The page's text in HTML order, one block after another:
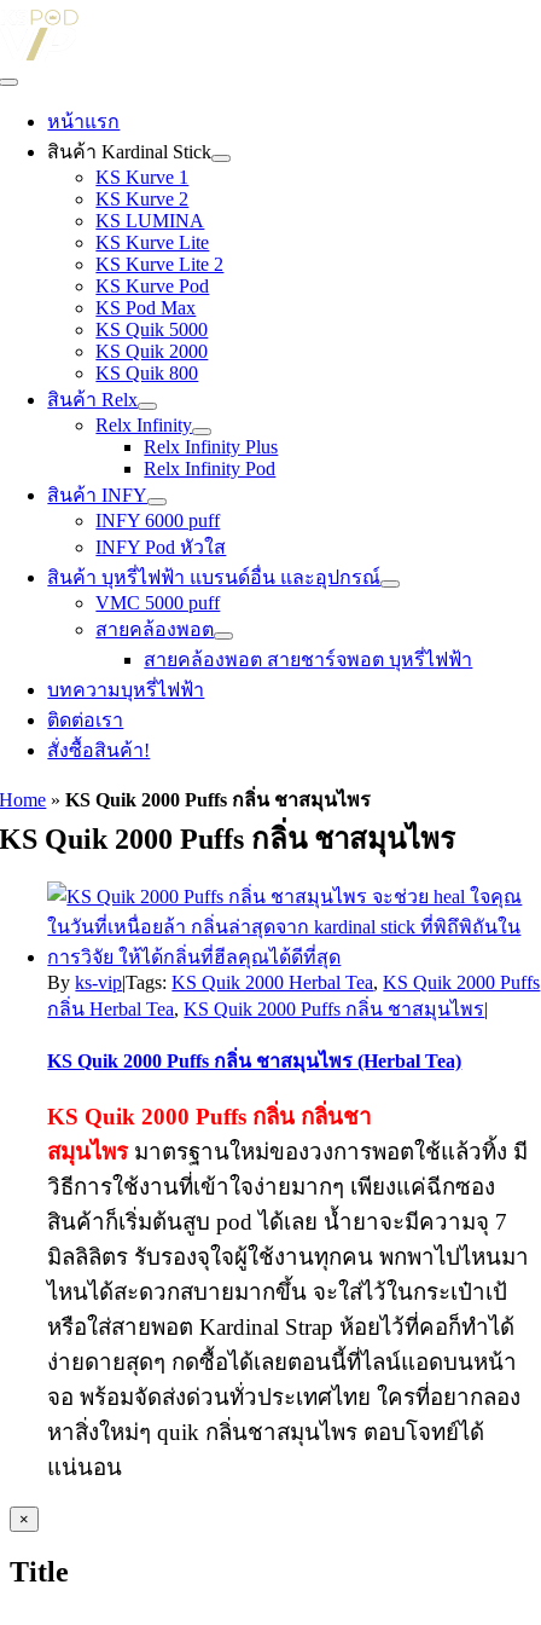
Skip
content
Toggle
Navigation
หน้าแรก
สินค้า Kardinal Stick
KS Kurve 1
KS Kurve 2
KS LUMINA
KS Kurve Lite
KS Kurve Lite 2
KS Kurve Pod
KS Pod Max
KS Quik 5000
KS Quik 2000
KS Quik 800
สินค้า Relx
Relx Infinity
Relx Infinity Plus
Relx Infinity Pod
สินค้า INFY
INFY 6000 puff
INFY Pod หัวใส
สินค้า บุหรี่ไฟฟ้า แบรนด์อื่น และอุปกรณ์
VMC 5000 puff
สายคล้องพอต
สายคล้องพอต สายชาร์จพอต บุหรี่ไฟฟ้า
บทความบุหรี่ไฟฟ้า
ติดต่อเรา
สั่งซื้อสินค้า!
Home »KS Quik 2000 Puffs กลิ่น ชาสมุนไพร
KS Quik 2000 Puffs กลิ่น ชาสมุนไพร
Byks-vip|Tags:KS Quik 2000 Herbal Tea,KS Quik 2000 Puffs
กลิ่น Herbal Tea,KS Quik 2000 Puffs กลิ่น ชาสมุนไพร|
KS Quik 2000 Puffs กลิ่น ชาสมุนไพร (Herbal Tea)
KS Quik 2000 Puffs กลิ่น กลิ่นชา
สมุนไพรมาตรฐานใหม่ของวงการพอตใช้แล้วทิ้ง มี
วิธีการใช้งานที่เข้าใจง่ายมากๆ เพียงแค่ฉีกซอง
สินค้าก็เริ่มต้นสูบ pod ได้เลย น้ำยาจะมีความจุ 7
มิลลิลิตร รับรองจุใจผู้ใช้งานทุกคน พกพาไปไหนมา
ไหนได้สะดวกสบายมากขึ้น จะใส่ไว้ในกระเป๋าเป้
หรือใส่สายพอต Kardinal Strap ห้อยไว้ที่คอก็ทำได้
ง่ายดายสุดๆ กดซื้อได้เลยตอนนี้ที่ไลน์แอดบนหน้า
จอ พร้อมจัดส่งด่วนทั่วประเทศไทย ใครที่อยากลอง
หาสิ่งใหม่ๆ quik กลิ่นชาสมุนไพร ตอบโจทย์ได้
แน่นอน
Close
product
view
×
Title